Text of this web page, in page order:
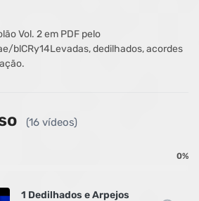
Vol. 2 em PDF pelo
blCRy14Levadas, dedilhados, acordes
(16 vídeos)
0%
1 Dedilhados e Arpejos